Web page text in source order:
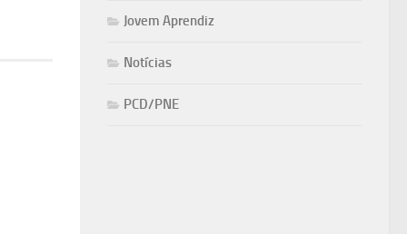
Jovem Aprendiz
Notícias
PCD/PNE